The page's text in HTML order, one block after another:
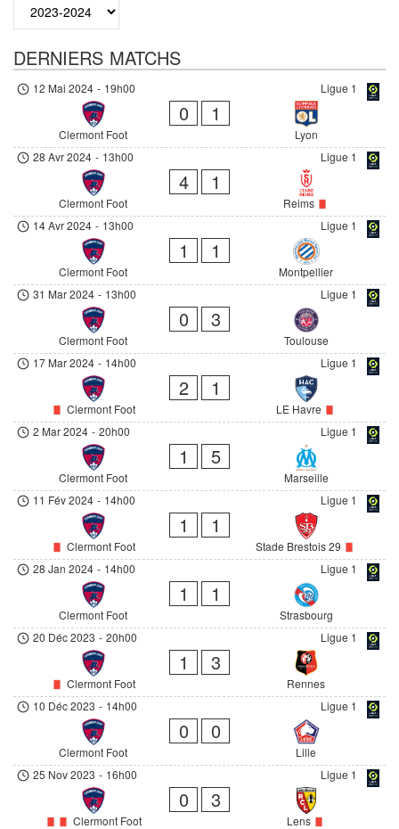
DERNIERS MATCHS
Ligue 1
12 Mai 2024 - 19h00
Clermont Foot
0 1
Lyon
Ligue 1
28 Avr 2024 - 13h00
Clermont Foot
4 1
Reims
Ligue 1
14 Avr 2024 - 13h00
Clermont Foot
1 1
Montpellier
Ligue 1
31 Mar 2024 - 13h00
Clermont Foot
0 3
Toulouse
Ligue 1
17 Mar 2024 - 14h00
Clermont Foot
2 1
LE Havre
Ligue 1
2 Mar 2024 - 20h00
Clermont Foot
1 5
Marseille
Ligue 1
11 Fév 2024 - 14h00
Clermont Foot
1 1
Stade Brestois 29
Ligue 1
28 Jan 2024 - 14h00
Clermont Foot
1 1
Strasbourg
Ligue 1
20 Déc 2023 - 20h00
Clermont Foot
1 3
Rennes
Ligue 1
10 Déc 2023 - 14h00
Clermont Foot
0 0
Lille
Ligue 1
25 Nov 2023 - 16h00
Clermont Foot
0 3
Lens